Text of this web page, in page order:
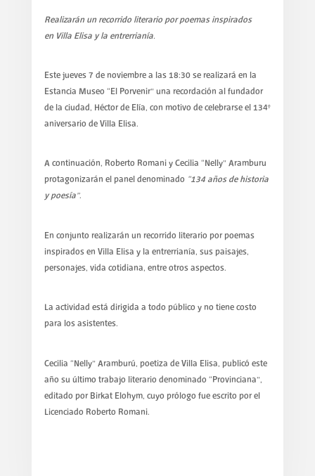
Realizarán un recorrido literario por poemas inspirados
en Villa Elisa y la entrerrianía.
Este jueves 7 de noviembre a las 18:30 se realizará en la
Estancia Museo “El Porvenir” una recordación al fundador
de la ciudad, Héctor de Elía, con motivo de celebrarse el 134°
aniversario de Villa Elisa.
A continuación, Roberto Romani y Cecilia “Nelly” Aramburu
protagonizarán el panel denominado “134 años de historia
y poesía”.
En conjunto realizarán un recorrido literario por poemas
inspirados en Villa Elisa y la entrerrianía, sus paisajes,
personajes, vida cotidiana, entre otros aspectos.
La actividad está dirigida a todo público y no tiene costo
para los asistentes.
Cecilia “Nelly” Aramburú, poetiza de Villa Elisa, publicó este
año su último trabajo literario denominado “Provinciana”,
editado por Birkat Elohym, cuyo prólogo fue escrito por el
Licenciado Roberto Romani.